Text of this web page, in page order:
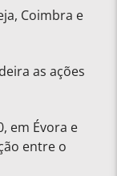
Coimbra e
as ações
em Évora e
entre o